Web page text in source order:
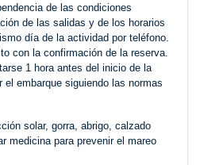
de las condiciones
de las salidas y de los horarios
día de la actividad por teléfono.
con la confirmación de la reserva.
1 hora antes del inicio de la
el embarque siguiendo las normas
solar, gorra, abrigo, calzado
medicina para prevenir el mareo